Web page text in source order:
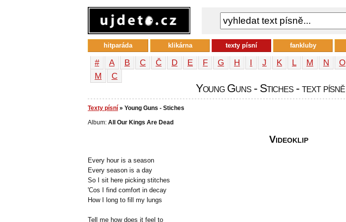
# A B C Č D E F G H I J K L M N O
М
С
Young Guns - Stiches - text písně
Texty písní » Young Guns - Stiches
Album: All Our Kings Are Dead
Every hour is a season
Every season is a day
So I sit here picking stitches
'Cos I find comfort in decay
How I long to fill my lungs
Tell me how does it feel to
Videoklip
hitparáda klikárna texty písní fankluby